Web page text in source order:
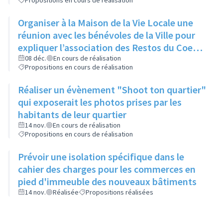
Organiser à la Maison de la Vie Locale une
réunion avec les bénévoles de la Ville pour
expliquer l’association des Restos du Coeur
et son manque d’aide
08 déc.
En cours de réalisation
Propositions en cours de réalisation
Réaliser un évènement "Shoot ton quartier"
qui exposerait les photos prises par les
habitants de leur quartier
14 nov.
En cours de réalisation
Propositions en cours de réalisation
Prévoir une isolation spécifique dans le
cahier des charges pour les commerces en
pied d'immeuble des nouveaux bâtiments
14 nov. Réalisée Propositions réalisées